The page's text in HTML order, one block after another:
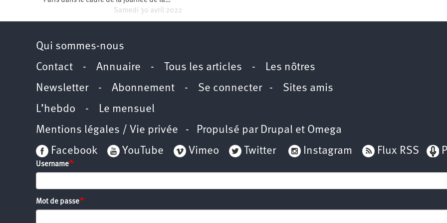
Samedi 30 avril 2022
Qui sommes-nous
Contact - Annuaire - Tous les articles - Les nôtres
Newsletter- Abonnement - Se connecter- Sites amis
L’hebdo - Le mensuel
Mentions légales / Vie privée - Propulsé par Drupal et Omega
Facebook
YouTube Vimeo Twitter Instagram Flux RSS
Username
Mot de passe